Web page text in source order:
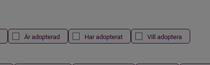
Är adopterad Har adopterat Vill adoptera